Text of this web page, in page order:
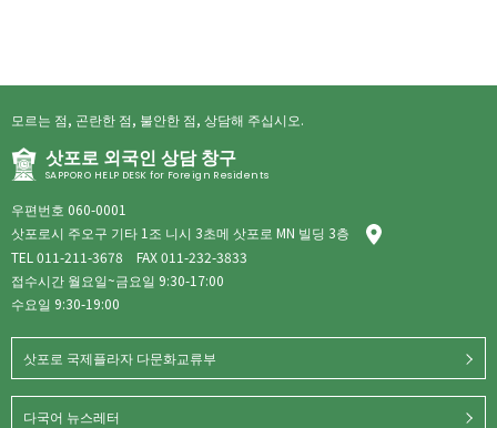
모르는 점, 곤란한 점, 불안한 점, 상담해 주십시오.
삿포로 외국인 상담 창구
SAPPORO HELP DESK for Foreign Residents
우편번호 060-0001
삿포로시 주오구 기타 1조 니시 3초메 삿포로 MN 빌딩 3층
TEL 011-211-3678 FAX 011-232-3833
접수시간 월요일~금요일 9:30-17:00
수요일 9:30-19:00
삿포로 국제플라자 다문화교류부
다국어 뉴스레터